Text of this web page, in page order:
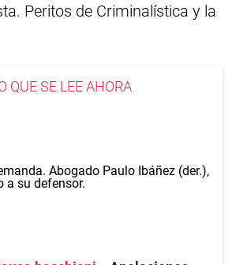
Peritos de Criminalística y la
QUE SE LEE AHORA